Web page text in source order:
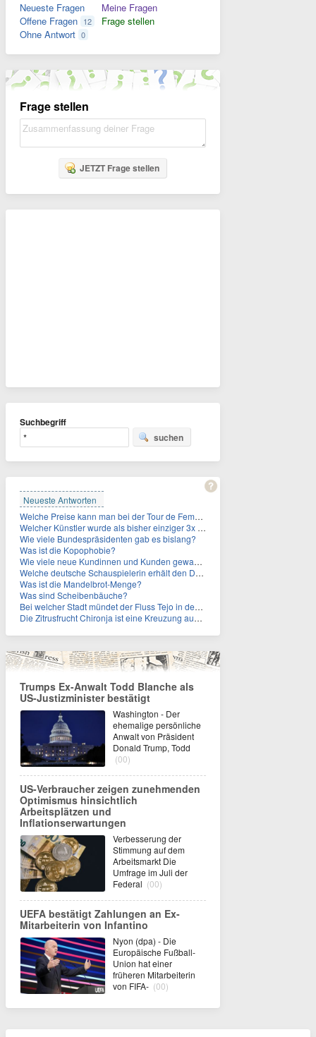
Neueste Fragen
Offene Fragen 12
Ohne Antwort 0
Meine Fragen
Frage stellen
Frage stellen
JETZT Frage stellen
Suchbegriff
suchen
Neueste Antworten
Welche Preise kann man bei der Tour de Femmes 2026 gewinnen?
Welcher Künstler wurde als bisher einziger 3x in die Rock and Roll Hall of Fame aufgenommen?
Wie viele Bundespräsidenten gab es bislang?
Was ist die Kopophobie?
Wie viele neue Kundinnen und Kunden gewann MagentaTV allein durch die WM hinzu?
Welche deutsche Schauspielerin erhält den Deutschen Kulturpolitikpreis?
Was ist die Mandelbrot-Menge?
Was sind Scheibenbäuche?
Bei welcher Stadt mündet der Fluss Tejo in den Atlantik?
Die Zitrusfrucht Chironja ist eine Kreuzung aus welchen Früchten?
Trumps Ex-Anwalt Todd Blanche als
US-Justizminister bestätigt
Washington - Der
ehemalige persönliche
Anwalt von Präsident
Donald Trump, Todd
(00)
US-Verbraucher zeigen zunehmenden
Optimismus hinsichtlich
Arbeitsplätzen und
Inflationserwartungen
Verbesserung der
Stimmung auf dem
Arbeitsmarkt Die
Umfrage im Juli der
Federal (00)
UEFA bestätigt Zahlungen an Ex-
Mitarbeiterin von Infantino
Nyon (dpa) - Die
Europäische Fußball-
Union hat einer
früheren Mitarbeiterin
von FIFA- (00)